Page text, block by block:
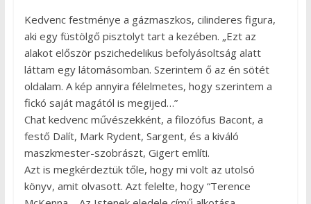
Kedvenc festménye a gázmaszkos, cilinderes figura,
aki egy füstölgő pisztolyt tart a kezében. „Ezt az
alakot először pszichedelikus befolyásoltság alatt
láttam egy látomásomban. Szerintem ő az én sötét
oldalam. A kép annyira félelmetes, hogy szerintem a
fickó saját magától is megijed…”
Chat kedvenc művészekként, a filozófus Bacont, a
festő Dalít, Mark Rydent, Sargent, és a kiváló
maszkmester-szobrászt, Gigert említi.
Azt is megkérdeztük tőle, hogy mi volt az utolsó
könyv, amit olvasott. Azt felelte, hogy “Terence